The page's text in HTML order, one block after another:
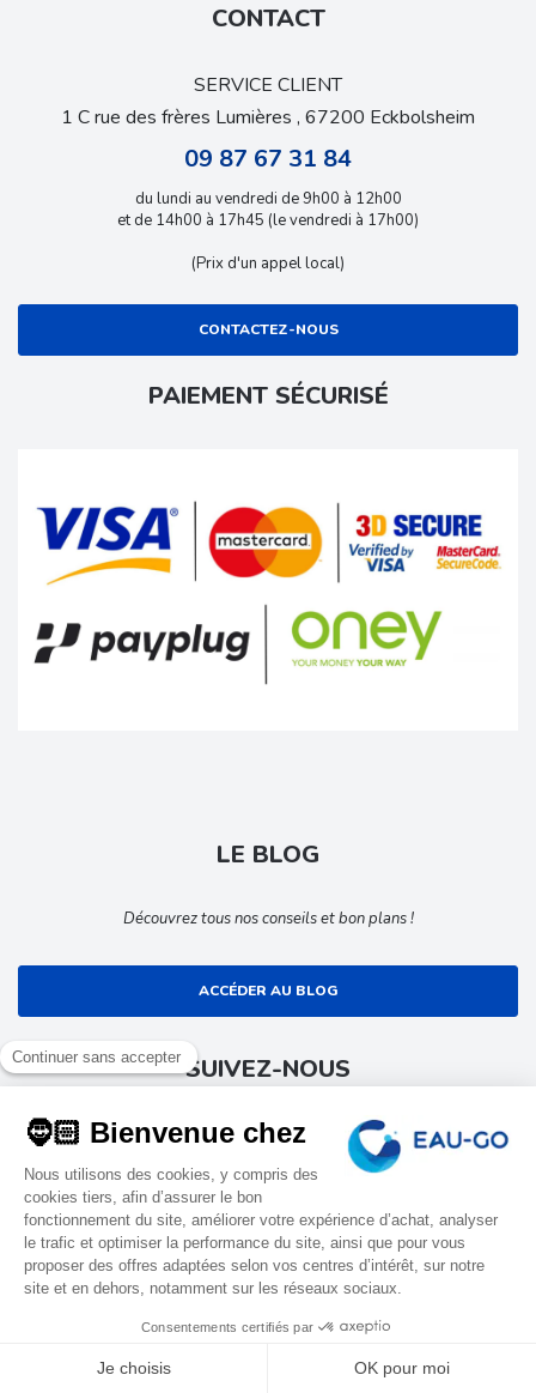
CONTACT
SERVICE CLIENT
1 C rue des frères Lumières , 67200 Eckbolsheim
09 87 67 31 84
du lundi au vendredi de 9h00 à 12h00
et de 14h00 à 17h45 (le vendredi à 17h00)
(Prix d'un appel local)
CONTACTEZ-NOUS
PAIEMENT SÉCURISÉ
LE BLOG
Découvrez tous nos conseils et bon plans !
ACCÉDER AU BLOG
SUIVEZ-NOUS
Suivez toute l’actualité EAU-GO